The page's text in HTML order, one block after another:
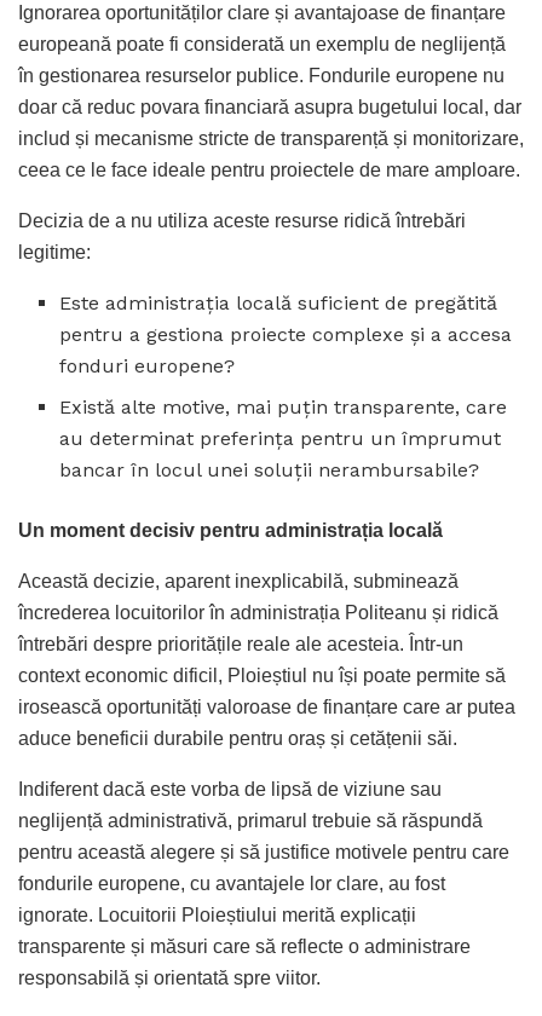
Ignorarea oportunităților clare și avantajoase de finanțare
europeană poate fi considerată un exemplu de neglijență
în gestionarea resurselor publice. Fondurile europene nu
doar că reduc povara financiară asupra bugetului local, dar
includ și mecanisme stricte de transparență și monitorizare,
ceea ce le face ideale pentru proiectele de mare amploare.
Decizia de a nu utiliza aceste resurse ridică întrebări
legitime:
Este administrația locală suficient de pregătită
pentru a gestiona proiecte complexe și a accesa
fonduri europene?
Există alte motive, mai puțin transparente, care
au determinat preferința pentru un împrumut
bancar în locul unei soluții nerambursabile?
Un moment decisiv pentru administrația locală
Această decizie, aparent inexplicabilă, subminează
încrederea locuitorilor în administrația Politeanu și ridică
întrebări despre prioritățile reale ale acesteia. Într-un
context economic dificil, Ploieștiul nu își poate permite să
irosească oportunități valoroase de finanțare care ar putea
aduce beneficii durabile pentru oraș și cetățenii săi.
Indiferent dacă este vorba de lipsă de viziune sau
neglijență administrativă, primarul trebuie să răspundă
pentru această alegere și să justifice motivele pentru care
fondurile europene, cu avantajele lor clare, au fost
ignorate. Locuitorii Ploieștiului merită explicații
transparente și măsuri care să reflecte o administrare
responsabilă și orientată spre viitor.